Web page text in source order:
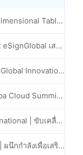
eSignGlobal และ Lark Multi-Dimensional Table ผสานรวมกันอย่างเป็นทางการ: การลงนามและการเก็บถาวรสัญญาอิเล็กทรอนิกส์แบบอัตโนมัติเต็มรูปแบบ
เปิดตัวสกิล 'esign-automation': eSignGlobal เสริมศักยภาพให้ OpenClaw ด้วยลายเซ็นอิเล็กทรอนิกส์อัตโนมัติ
eSignGlobal เปิดตัวในงาน GIS Global Innovation Exhibition 2025
eSignGlobal เข้าร่วมงาน Alibaba Cloud Summit 2025 ที่ฮ่องกง เพื่อขับเคลื่อนนวัตกรรมคลาวด์ที่ขับเคลื่อนด้วย AI และความเชื่อมั่นทางดิจิทัล
eSignGlobal × Antelope International | ขับเคลื่อนเวิร์กโฟลดิจิทัลที่ปลอดภัยและขับเคลื่อนด้วย AI
eSignGlobal × Alibaba Cloud | ผนึกกำลังเพื่อเสริมสร้างความเชื่อมั่นดิจิทัลระดับโลกสำหรับฟินเทค